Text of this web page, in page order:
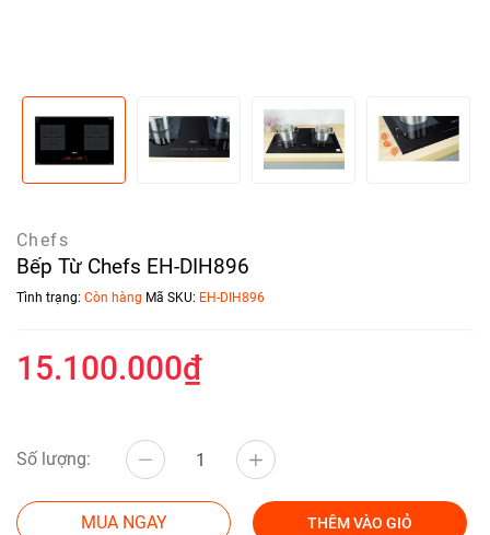
Chefs
Bếp Từ Chefs EH-DIH896
Tình trạng: Còn hàng Mã SKU: EH-DIH896
15.100.000₫
Số lượng:
MUA NGAY THÊM VÀO GIỎ